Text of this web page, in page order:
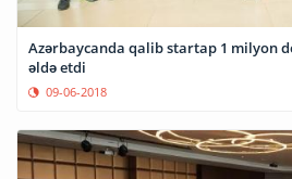
Azərbaycanda qalib startap 1 milyon
əldə etdi
09-06-2018